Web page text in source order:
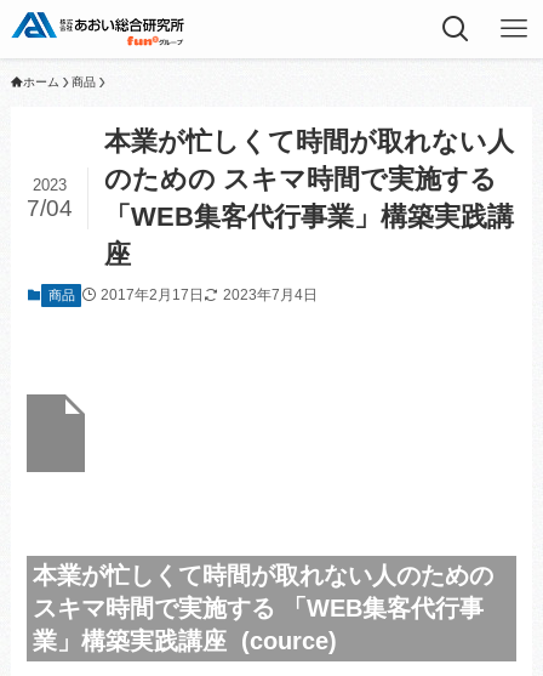
ホーム 商品
本業が忙しくて時間が取れない人
のための スキマ時間で実施する
「WEB集客代行事業」構築実践講
座
2023
7/04
商品 2017年2月17日 2023年7月4日
本業が忙しくて時間が取れない人のための
スキマ時間で実施する 「WEB集客代行事
業」構築実践講座 (cource)